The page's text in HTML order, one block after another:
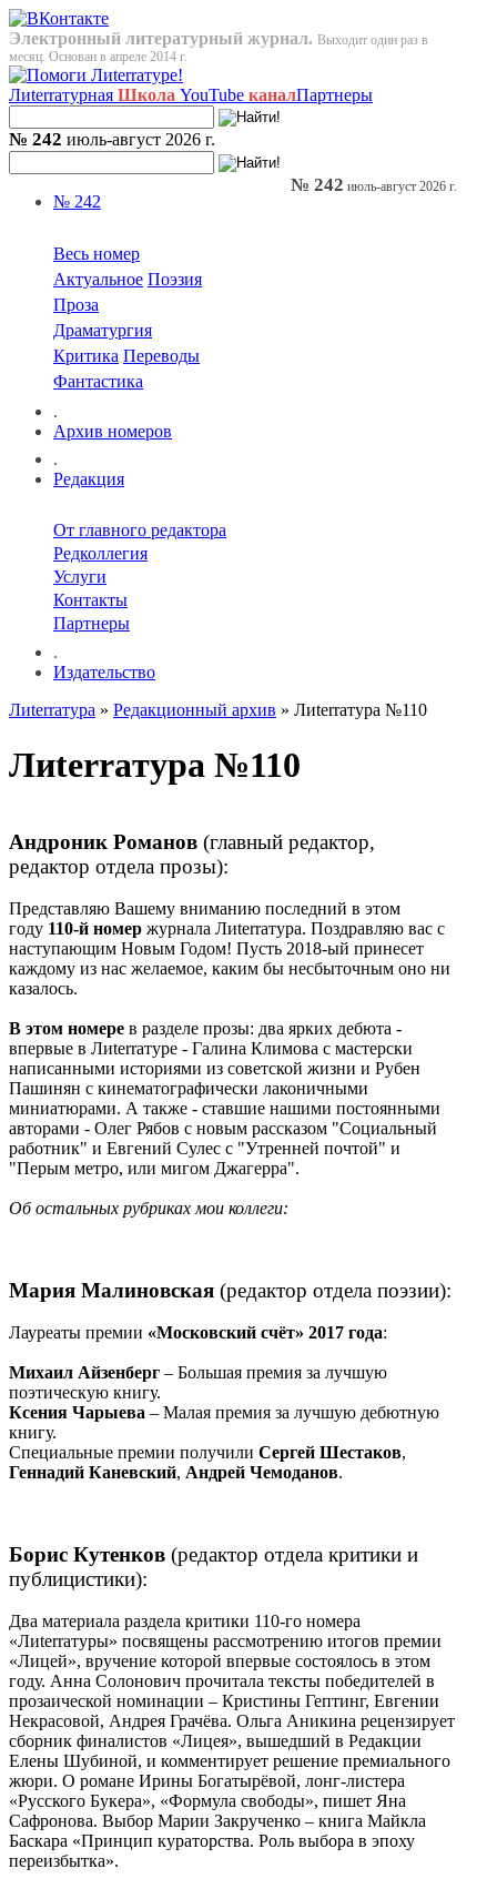
Электронный литературный журнал. Выходит один раз в
месяц. Основан в апреле 2014 г.
Лиterraтурная Школа YouTube каналПартнеры
№ 242 июль-август 2026 г.
№ 242
Весь номер
Актуальное Поэзия
Проза
Драматургия
Критика Переводы
Фантастика
.
Архив номеров
.
Редакция
От главного редактора
Редколлегия
Услуги
Контакты
Партнеры
.
Издательство
№ 242 июль-август 2026 г.
Лиterraтура » Редакционный архив » Лиterraтура №110
Лиterraтура №110
Андроник Романов (главный редактор,
редактор отдела прозы):
Представляю Вашему вниманию последний в этом
году 110-й номер журнала Лиterraтура. Поздравляю вас с
наступающим Новым Годом! Пусть 2018-ый принесет
каждому из нас желаемое, каким бы несбыточным оно ни
казалось.
В этом номере в разделе прозы: два ярких дебюта -
впервые в Лиterraтуре - Галина Климова с мастерски
написанными историями из советской жизни и Рубен
Пашинян с кинематографически лаконичными
миниатюрами. А также - ставшие нашими постоянными
авторами - Олег Рябов с новым рассказом "Социальный
работник" и Евгений Сулес с "Утренней почтой" и
"Перым метро, или мигом Джагерра".
Об остальных рубриках мои коллеги:
Мария Малиновская (редактор отдела поэзии):
Лауреаты премии «Московский счёт» 2017 года:
Михаил Айзенберг – Большая премия за лучшую
поэтическую книгу.
Ксения Чарыева – Малая премия за лучшую дебютную
книгу.
Специальные премии получили Сергей Шестаков,
Геннадий Каневский, Андрей Чемоданов.
Борис Кутенков (редактор отдела критики и
публицистики):
Два материала раздела критики 110-го номера
«Лиterraтуры» посвящены рассмотрению итогов премии
«Лицей», вручение которой впервые состоялось в этом
году. Анна Солонович прочитала тексты победителей в
прозаической номинации – Кристины Гептинг, Евгении
Некрасовой, Андрея Грачёва. Ольга Аникина рецензирует
сборник финалистов «Лицея», вышедший в Редакции
Елены Шубиной, и комментирует решение премиального
жюри. О романе Ирины Богатырёвой, лонг-листера
«Русского Букера», «Формула свободы», пишет Яна
Сафронова. Выбор Марии Закрученко – книга Майкла
Баскара «Принцип кураторства. Роль выбора в эпоху
переизбытка».